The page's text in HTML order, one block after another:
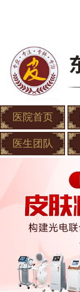
医院首页
医生团队